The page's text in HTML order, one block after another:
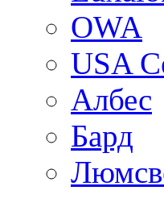
OWA
USA
Албес
Бард